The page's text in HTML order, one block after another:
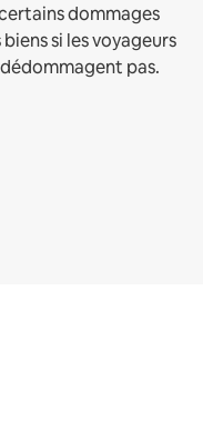
dommages
si les voyageurs
pas.